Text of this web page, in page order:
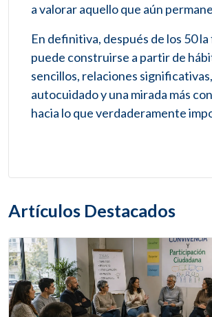
a valorar aquello que aún
En definitiva, después de los 50
puede construirse a partir de
sencillos, relaciones significativas,
autocuidado y una mirada más
hacia lo que verdaderamente
Artículos Destacados